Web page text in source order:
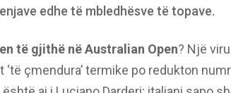
edhe të mbledhësve të topave.
të gjithë në Australian Open? Një
‘të çmendura’ termike po redukton